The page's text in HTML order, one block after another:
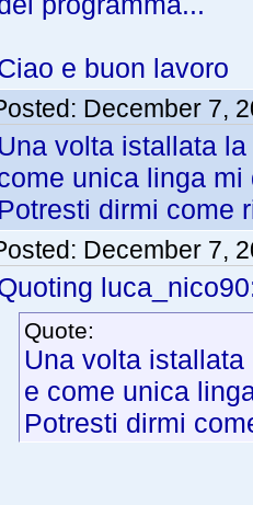
e buon lavoro
December 7,
Una volta istallata
unica linga
Potresti dirmi come
December 7,
Quote:
Una volta
e come unica
Potresti dirmi